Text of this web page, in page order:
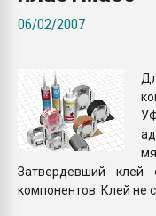
06/02/2007
Затвердевший клей
компонентов. Клей не